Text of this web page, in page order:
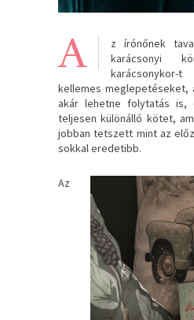
A
z írónőnek
karácsonyi
kellemes meglepetéseket,
akár lehetne folytatás
teljesen különálló kötet,
jobban tetszett mint az
sokkal eredetibb.
Az